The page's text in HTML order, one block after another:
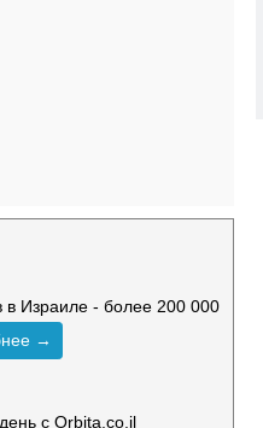
Израиле - более 200 000
→
с Orbita.co.il